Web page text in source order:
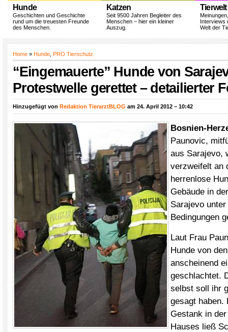
Hunde
Geschichten und Geschichte
rund um die treuesten Freunde
des Menschen.
Katzen
Seit 9500 Jahren Begleiter des
Menschen – hier ein kleiner
Auszug.
Tierwelt
Interviews
Welt der
Home » Hunde PRO Tierschutz
“Eingemauerte” Hunde von
Protestwelle gerettet – detailierter
Hinzugefügt von Redaktion TierarztBLOG am 24. April 2012 – 10:42
Bosnien-
Paunovic,
aus Sarajevo,
verzweifelt an
herrenlose
Gebäude in
Sarajevo
Bedingungen
Laut Frau
Hunde von
anscheinend
geschlachtet.
selbst soll ihr
gesagt haben.
Gestank in
Hauses ließ